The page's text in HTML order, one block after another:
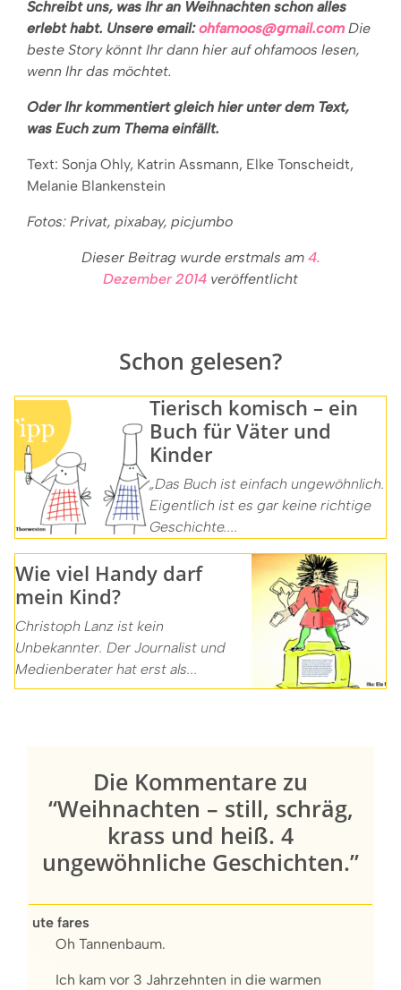
Schreibt uns, was Ihr an Weihnachten schon alles
erlebt habt. Unsere email:ohfamoos@gmail.com Die
beste Story könnt Ihr dann hier auf ohfamoos lesen,
wenn Ihr das möchtet.
Oder Ihr kommentiert gleich hier unter dem Text,
was Euch zum Thema einfällt.
Text: Sonja Ohly, Katrin Assmann, Elke Tonscheidt,
Melanie Blankenstein
Fotos: Privat, pixabay, picjumbo
Dieser Beitrag wurde erstmals am 4.
Dezember 2014 veröffentlicht
Schon gelesen?
Tierisch komisch – ein
Buch für Väter und
Kinder
„Das Buch ist einfach ungewöhnlich.
Eigentlich ist es gar keine richtige
Geschichte....
Wie viel Handy darf
mein Kind?
Christoph Lanz ist kein
Unbekannter. Der Journalist und
Medienberater hat erst als...
Die Kommentare zu
“Weihnachten – still, schräg,
krass und heiß. 4
ungewöhnliche Geschichten.”
ute fares
Oh Tannenbaum.
Ich kam vor 3 Jahrzehnten in die warmen